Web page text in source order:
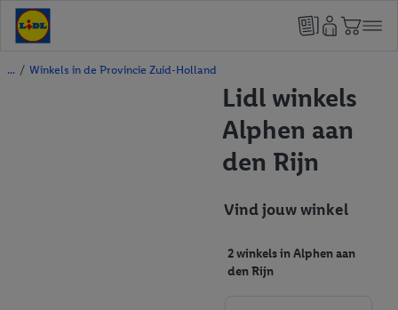
/ Winkels in de Provincie Zuid-Holland
Lidl winkels
Alphen aan
den Rijn
Vind jouw winkel
2 winkels in Alphen aan
den Rijn